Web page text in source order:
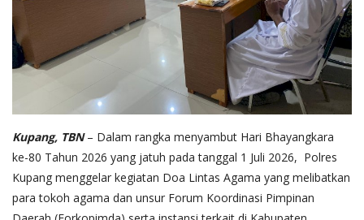
Kupang, TBN– Dalam rangka menyambut Hari Bhayangkara
ke-80 Tahun 2026 yang jatuh pada tanggal 1 Juli 2026, Polres
Kupang menggelar kegiatan Doa Lintas Agama yang melibatkan
para tokoh agama dan unsur Forum Koordinasi Pimpinan